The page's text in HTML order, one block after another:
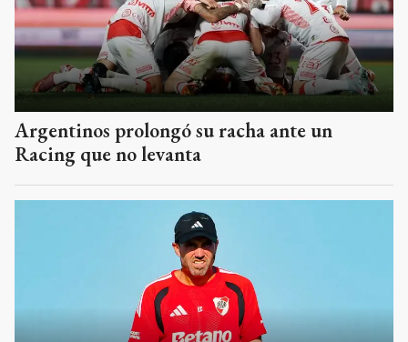
Argentinos prolongó su racha ante un
Racing que no levanta